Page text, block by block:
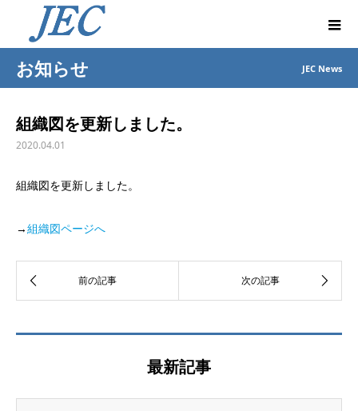
お知らせ JEC News
組織図を更新しました。
2020.04.01
組織図を更新しました。
→組織図ページへ
最新記事